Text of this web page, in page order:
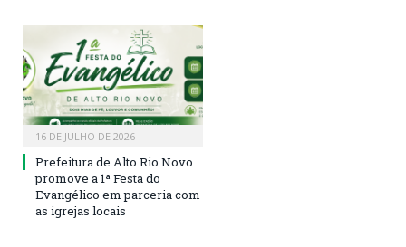
16 DE JULHO DE 2026
Prefeitura de Alto Rio Novo
promove a 1ª Festa do
Evangélico em parceria com
as igrejas locais